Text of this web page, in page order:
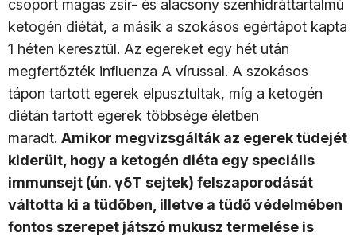
csoport magas zsír- és alacsony szénhidráttartalmú
ketogén diétát, a másik a szokásos egértápot kapta
1 héten keresztül. Az egereket egy hét után
megfertőzték influenza A vírussal. A szokásos
tápon tartott egerek elpusztultak, míg a ketogén
diétán tartott egerek többsége életben
maradt. Amikor megvizsgálták az egerek tüdejét
kiderült, hogy a ketogén diéta egy speciális
immunsejt (ún. γδT sejtek) felszaporodását
váltotta ki a tüdőben, illetve a tüdő védelmében
fontos szerepet játszó mukusz termelése is